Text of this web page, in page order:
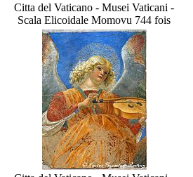
Citta del Vaticano - Musei Vaticani -
Scala Elicoidale Momovu 744 fois